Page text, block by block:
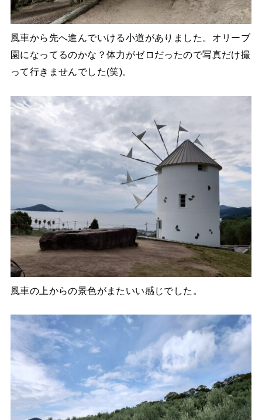
風車から先へ進んでいける小道がありました。オリーブ
園になってるのかな？体力がゼロだったので写真だけ撮
って行きませんでした(笑)。
風車の上からの景色がまたいい感じでした。